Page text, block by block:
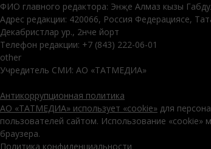
ФИО главного редактора: Энҗе Алмаз кызы
Адрес редакции: 420066, Россия Федерациясе,
Декабристлар ур., 2нче йорт
Телефон редакции: +7 (843) 222-06-01
other
Учредитель СМИ: АО «ТАТМЕДИА»
Антикоррупционная политика
АО «ТАТМЕДИА» использует «cookie» для
пользователей сайтом. Использование «cookie»
браузера.
Политика конфиденциальности